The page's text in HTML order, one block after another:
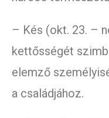
– Kés (okt. 23. –
kettősségét
elemző
a családjához.